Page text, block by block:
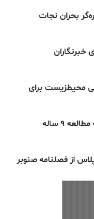
بحران نجات
خبرنگاران
محیط‌زیست برای
مزارع کوچک، دستاوردهای بزرگ اقلیمی: نتیجه مطالعه‌ ۹ ساله
از فصلنامه صنوبر